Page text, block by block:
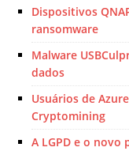
Dispositivos
ransomware
Malware
dados
Usuários de
Cryptomining
A LGPD e o novo